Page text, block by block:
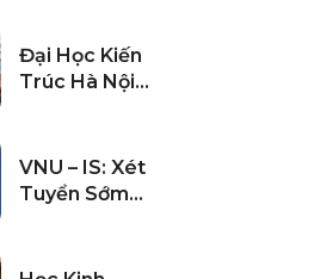
Đại Học Kiến
Trúc Hà Nội
2024
VNU – IS: Xét
Tuyển Sớm
Do ĐHQGHN